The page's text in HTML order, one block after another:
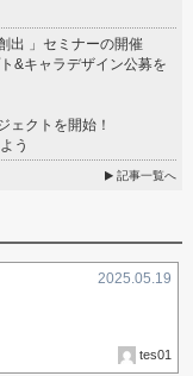
出 」セミナーの開催
&キャラデザイン公募を
ェクトを開始！
う
記事一覧へ
2025.05.19
tes01